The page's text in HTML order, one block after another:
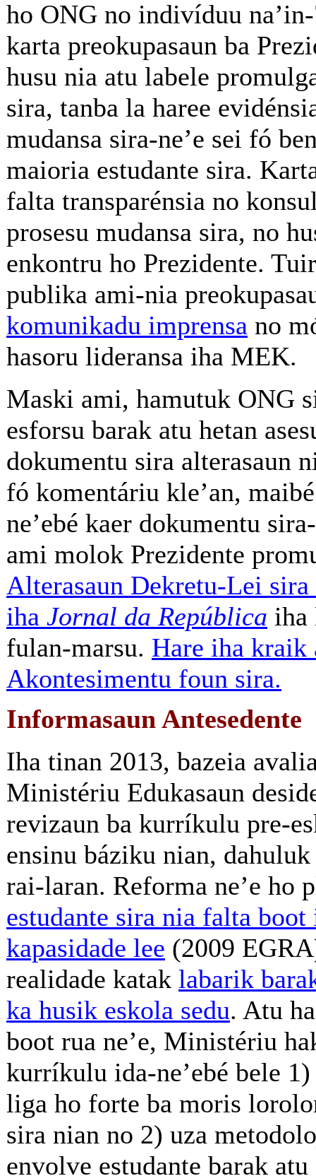
ho ONG no indivíduu
karta preokupasaun ba
husu nia atu labele
sira, tanba la haree
mudansa sira-ne’e sei fó
maioria estudante sira.
falta transparénsia no
prosesu mudansa sira, no
enkontru ho Prezidente.
publika ami-nia
komunikadu imprensa no
hasoru lideransa iha MEK.
Maski ami, hamutuk ONG
esforsu barak atu hetan
dokumentu sira alterasaun
fó komentáriu kle’an,
ne’ebé kaer dokumentu
ami molok Prezidente
Alterasaun Dekretu-Lei
iha Jornal da República iha
fulan-marsu. Hare iha kraik
Akontesimentu foun sira.
Informasaun Antesedente
Iha tinan 2013, bazeia
Ministériu Edukasaun
revizaun ba kurríkulu pre-
ensinu báziku nian,
rai-laran. Reforma ne’e ho
estudante sira nia falta boot
kapasidade lee (2009
realidade katak labarik
ka husik eskola sedu. Atu
boot rua ne’e, Ministériu
kurríkulu ida-ne’ebé bele
liga ho forte ba moris
sira nian no 2) uza
envolve estudante barak